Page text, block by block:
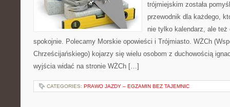
trójmiejskim została
przewodnik dla każdego,
nie tylko kalendarz, ale
spokojnie. Polecamy Morskie opowieści i Trójmiasto. WŻCh
Chrześcijańskiego) kojarzy się wielu osobom z duchowością
wyjścia widać na stronie WŻCh […]
CATEGORIES: PRAWO JAZDY – EGZAMIN BEZ TAJEMNIC